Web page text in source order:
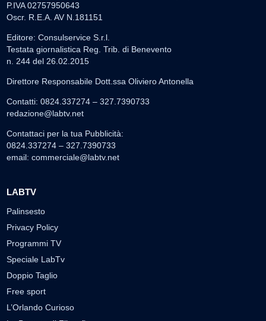
P.IVA 02757950643
Oscr. R.E.A. AV N.181151
Editore: Consulservice S.r.l.
Testata giornalistica Reg. Trib. di Benevento
n. 244 del 26.02.2015
Direttore Responsabile Dott.ssa Oliviero Antonella
Contatti: 0824.337274 – 327.7390733
redazione@labtv.net
Contattaci per la tua Pubblicità:
0824.337274 – 327.7390733
email: commerciale@labtv.net
LABTV
Palinsesto
Privacy Policy
Programmi TV
Speciale LabTv
Doppio Taglio
Free sport
L’Orlando Curioso